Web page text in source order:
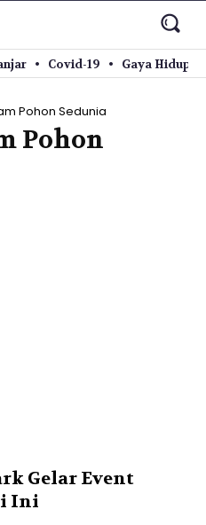
Covid-19 Gaya Hidup
Pohon Sedunia
Pohon
Gelar Event
Ini